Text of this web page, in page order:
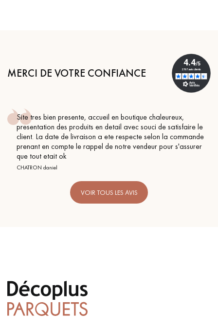
MERCI DE VOTRE CONFIANCE
Site tres bien presente, accueil en boutique chaleureux,
presentation des produits en detail avec souci de satisfaire le
client. La date de livraison a ete respecte selon la commande
prenant en compte le rappel de notre vendeur pour s'assurer
que tout etait ok
CHATRON daniel
VOIR TOUS LES AVIS